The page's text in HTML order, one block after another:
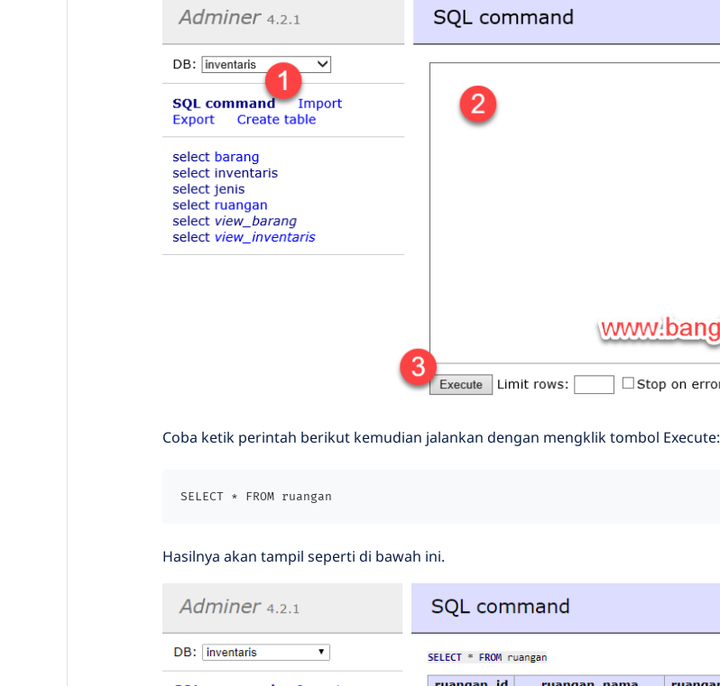
Coba ketik perintah berikut kemudian jalankan dengan mengklik tombol Execute:
SELECT * FROM ruangan
Hasilnya akan tampil seperti di bawah ini.